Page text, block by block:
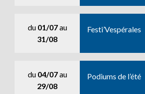
du 01/07au
31/08
Festi’Vespérales
du 04/07au
29/08
Podiums de l’été